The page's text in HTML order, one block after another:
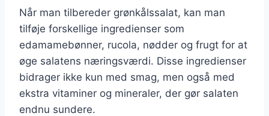
Når man tilbereder grønkålssalat, kan man
tilføje forskellige ingredienser som
edamamebønner, rucola, nødder og frugt for at
øge salatens næringsværdi. Disse ingredienser
bidrager ikke kun med smag, men også med
ekstra vitaminer og mineraler, der gør salaten
endnu sundere.